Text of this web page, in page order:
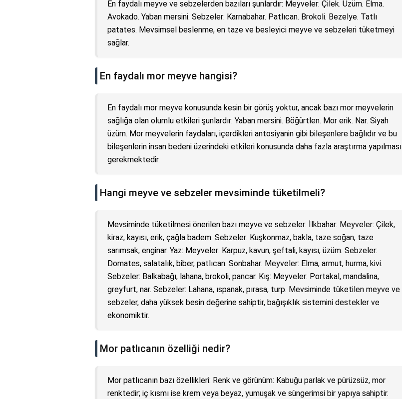
En faydalı meyve ve sebzelerden bazıları şunlardır: Meyveler: Çilek. Üzüm. Elma.
Avokado. Yaban mersini. Sebzeler: Karnabahar. Patlıcan. Brokoli. Bezelye. Tatlı
patates. Mevsimsel beslenme, en taze ve besleyici meyve ve sebzeleri tüketmeyi
sağlar.
En faydalı mor meyve hangisi?
En faydalı mor meyve konusunda kesin bir görüş yoktur, ancak bazı mor meyvelerin
sağlığa olan olumlu etkileri şunlardır: Yaban mersini. Böğürtlen. Mor erik. Nar. Siyah
üzüm. Mor meyvelerin faydaları, içerdikleri antosiyanin gibi bileşenlere bağlıdır ve bu
bileşenlerin insan bedeni üzerindeki etkileri konusunda daha fazla araştırma yapılması
gerekmektedir.
Hangi meyve ve sebzeler mevsiminde tüketilmeli?
Mevsiminde tüketilmesi önerilen bazı meyve ve sebzeler: İlkbahar: Meyveler: Çilek,
kiraz, kayısı, erik, çağla badem. Sebzeler: Kuşkonmaz, bakla, taze soğan, taze
sarımsak, enginar. Yaz: Meyveler: Karpuz, kavun, şeftali, kayısı, üzüm. Sebzeler:
Domates, salatalık, biber, patlıcan. Sonbahar: Meyveler: Elma, armut, hurma, kivi.
Sebzeler: Balkabağı, lahana, brokoli, pancar. Kış: Meyveler: Portakal, mandalina,
greyfurt, nar. Sebzeler: Lahana, ıspanak, pırasa, turp. Mevsiminde tüketilen meyve ve
sebzeler, daha yüksek besin değerine sahiptir, bağışıklık sistemini destekler ve
ekonomiktir.
Mor patlıcanın özelliği nedir?
Mor patlıcanın bazı özellikleri: Renk ve görünüm: Kabuğu parlak ve pürüzsüz, mor
renktedir; iç kısmı ise krem veya beyaz, yumuşak ve süngerimsi bir yapıya sahiptir.